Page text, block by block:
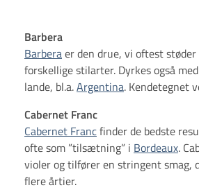
Barbera
Barberaer den drue, vi oftest
forskellige stilarter. Dyrkes også
lande, bl.a.Argentina. Kendetegnet
Cabernet Franc
Cabernet Francfinder de bedste
ofte som ”tilsætning” i Bordeaux.
violer og tilfører en stringent smag,
flere årtier.